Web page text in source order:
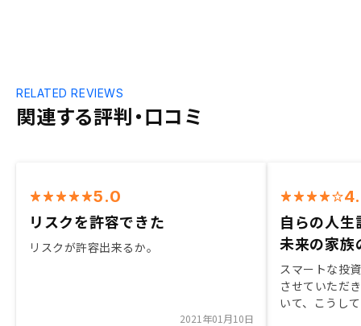
関連する評判・口コミ
RELATED REVIEWS
5.0
リスクを許容できた
リスクが許容出来るか。
2021年01月10日
自らの人
未来の家族
スマートな投
させていただ
いて、こうし